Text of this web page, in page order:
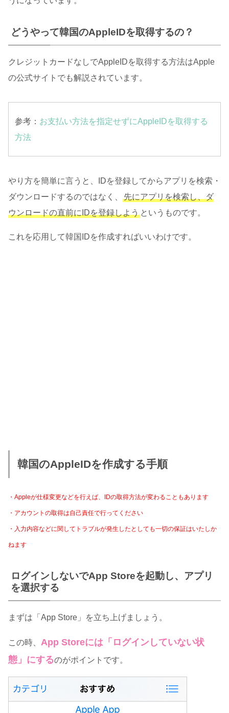
どうやって韓国のAppleIDを取得するの？
クレジットカードなしでAppleIDを取得する方法はApple
の公式サイトでも解説されています。
参考： お支払い方法を指定せずにAppleIDを取得する
方法
やり方を簡単に言うと、IDを登録してからアプリを検索・
ダウンロードするのではなく、
先にアプリを検索し、ダ
ウンロードの直前にIDを登録しよう というものです。
これを応用して韓国IDを作成すればいいわけです。
韓国のAppleIDを作成する手順
・Appleが仕様変更などを行えば、IDの取得方法が変わることもあります
・アカウントの取得は自己責任で行ってください
・入力内容などに関してトラブルが発生したとしても一切の保証はいたしか
ねます
ログインしないでApp Storeを起動し、アプリ
を選択する
まずは「App Store」を立ち上げましょう。
この時、 App Storeには「ログインしていない状
態」にするのがポイントです。